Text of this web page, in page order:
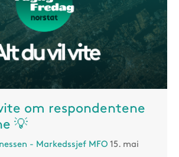
om respondentene
💡
- Markedssjef MFO 15. mai